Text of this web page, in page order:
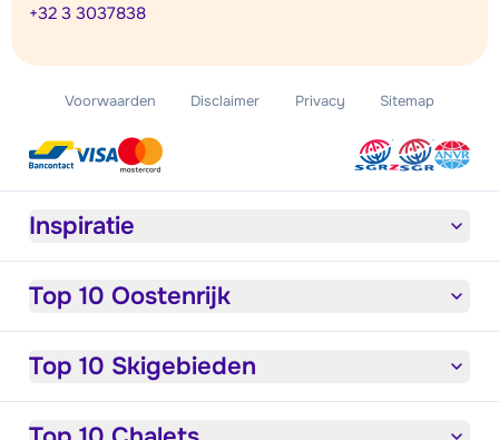
+32 3 3037838
Voorwaarden Disclaimer Privacy Sitemap
Inspiratie
Top 10 Oostenrijk
Top 10 Skigebieden